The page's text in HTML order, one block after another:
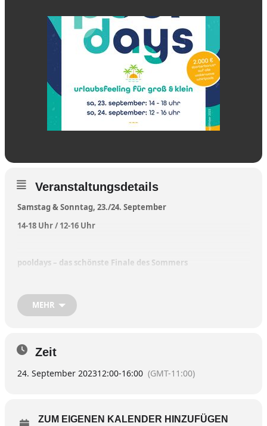
Veranstaltungsdetails
Samstag & Sonntag, 23./24. September
14-18 Uhr / 12-16 Uhr
pooldays – das schönste Finale des Sommers
Palmen, Sandstrand, Sonnensegel – im Gewerbegebiet am
Staudhamer eld 9 sorgt der Sommer nochmal für jede Menge
Leben unter freiem Himmel verschrieben und lädt zum Finale des
MEHR
Zeit
24. September 202312:00-16:00 (GMT-11:00)
ZUM EIGENEN KALENDER HINZUFÜGEN